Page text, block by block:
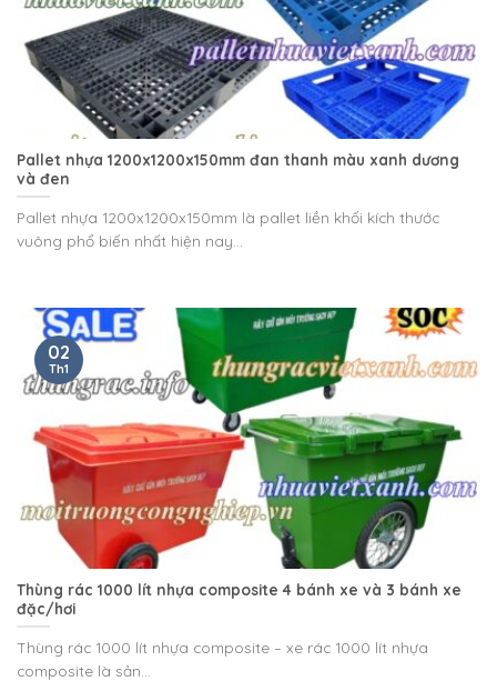
Pallet nhựa 1200x1200x150mm đan thanh màu xanh dương
và đen
Pallet nhựa 1200x1200x150mm là pallet liền khối kích thước
vuông phổ biến nhất hiện nay...
Thùng rác 1000 lít nhựa composite 4 bánh xe và 3 bánh xe
đặc/hơi
Thùng rác 1000 lít nhựa composite – xe rác 1000 lít nhựa
composite là sản...
02
Th1